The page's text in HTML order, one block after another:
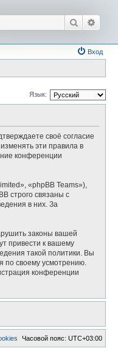
Поиск
Вход
Язык:
своё согласие
эти правила в
конференции
«phpBB Teams»),
строго связаны с
в них. За
законы вашей
привести к вашему
такой политики. Вы
по своему усмотрению.
конференции
Часовой пояс: UTC+03:00